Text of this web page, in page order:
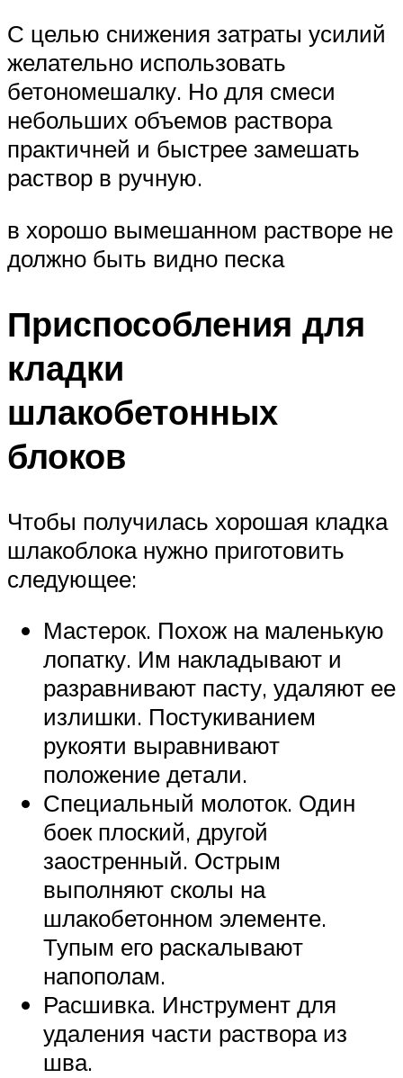
С целью снижения затраты усилий
желательно использовать
бетономешалку. Но для смеси
небольших объемов раствора
практичней и быстрее замешать
раствор в ручную.
в хорошо вымешанном растворе не
должно быть видно песка
Приспособления для
кладки
шлакобетонных
блоков
Чтобы получилась хорошая кладка
шлакоблока нужно приготовить
следующее:
Мастерок. Похож на маленькую
лопатку. Им накладывают и
разравнивают пасту, удаляют ее
излишки. Постукиванием
рукояти выравнивают
положение детали.
Специальный молоток. Один
боек плоский, другой
заостренный. Острым
выполняют сколы на
шлакобетонном элементе.
Тупым его раскалывают
напополам.
Расшивка. Инструмент для
удаления части раствора из
шва.